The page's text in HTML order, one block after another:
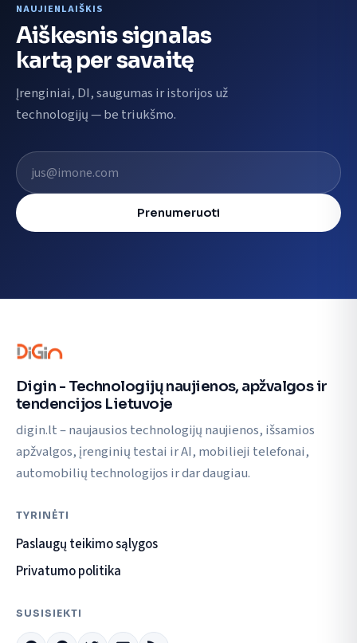
NAUJIENLAIŠKIS
Aiškesnis signalas
kartą per savaitę
Įrenginiai, DI, saugumas ir istorijos už
technologijų — be triukšmo.
El. pašto adresas
Prenumeruoti
Digin - Technologijų naujienos, apžvalgos ir
tendencijos Lietuvoje
digin.lt – naujausios technologijų naujienos, išsamios
apžvalgos, įrenginių testai ir AI, mobilieji telefonai,
automobilių technologijos ir dar daugiau.
TYRINĖTI
Paslaugų teikimo sąlygos
Privatumo politika
SUSISIEKTI